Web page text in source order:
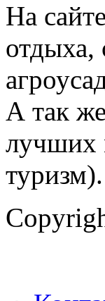
На
отдыха,
А так
лучших
туризм).